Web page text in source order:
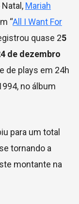
Mariah
“All I Want For
quase 25
de dezembro
de plays em 24h
no álbum
para um total
tornando a
montante na